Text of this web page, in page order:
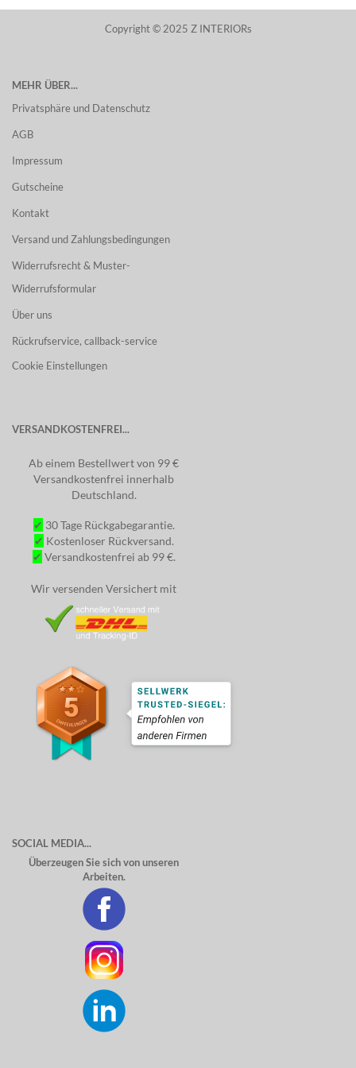
Copyright © 2025 Z INTERIORs
MEHR ÜBER...
Privatsphäre und Datenschutz
AGB
Impressum
Gutscheine
Kontakt
Versand und Zahlungsbedingungen
Widerrufsrecht & Muster-
Widerrufsformular
Über uns
Rückrufservice, callback-service
Cookie Einstellungen
VERSANDKOSTENFREI...
Ab einem Bestellwert von 99 €
Versandkostenfrei innerhalb
Deutschland.
✔ 30 Tage Rückgabegarantie.
✔ Kostenloser Rückversand.
✔ Versandkostenfrei ab 99 €.
Wir versenden Versichert mit
SOCIAL MEDIA...
Überzeugen Sie sich von unseren
Arbeiten.